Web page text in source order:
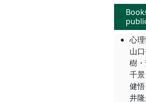
心
山
樹
千
健
井